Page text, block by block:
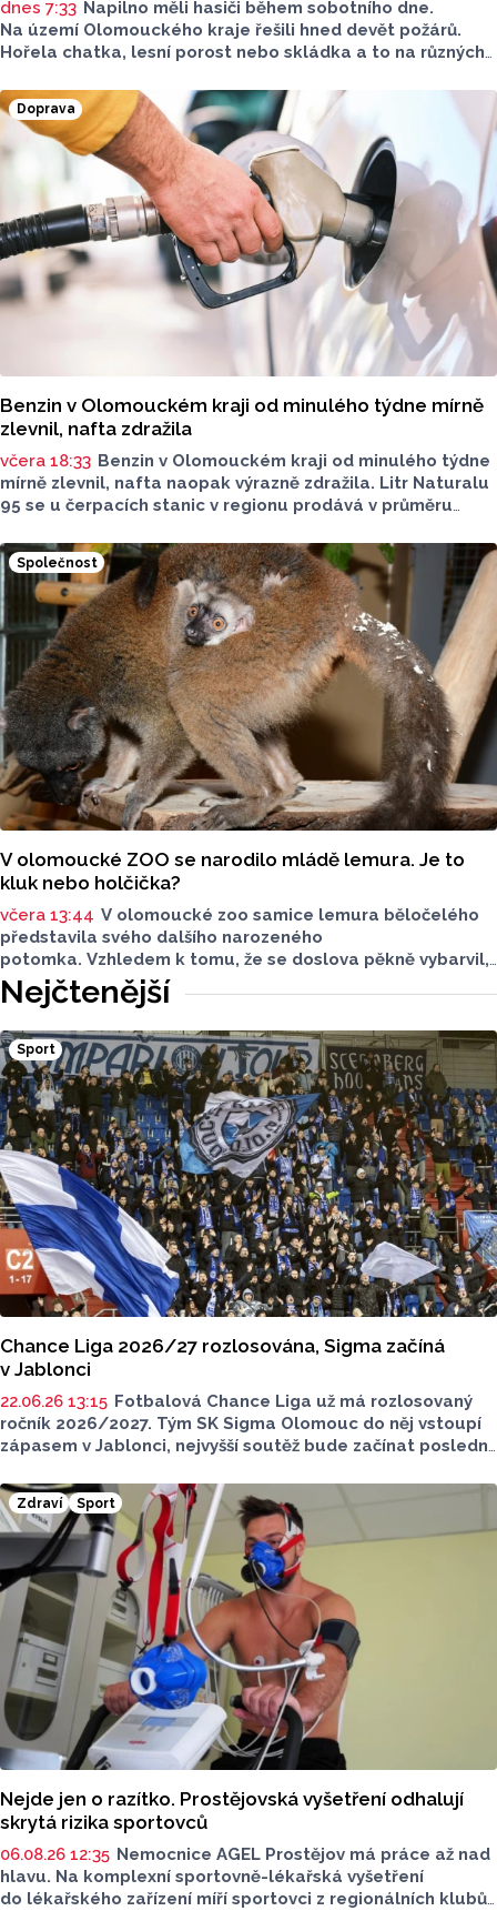
dnes 7:33 Napilno měli hasiči během sobotního dne.
Na území Olomouckého kraje řešili hned devět požárů.
Hořela chatka, lesní porost nebo skládka a to na různých
Doprava
Benzin v Olomouckém kraji od minulého týdne mírně
zlevnil, nafta zdražila
včera 18:33 Benzin v Olomouckém kraji od minulého týdne
mírně zlevnil, nafta naopak výrazně zdražila. Litr Naturalu
95 se u čerpacích stanic v regionu prodává v průměru
O 84 haléřů zdražila nafta, za litr teď řidiči dají průměrně
44,84 koruny. Podle údajů společnosti CCS, která ceny
sleduje, je benzin v současnosti o 7,73 koruny dražší než
před rokem, za naftu tehdy motoristé platili o 11,31
koruny méně.
Společnost
V olomoucké ZOO se narodilo mládě lemura. Je to
kluk nebo holčička?
včera 13:44 V olomoucké zoo samice lemura běločelého
představila svého dalšího narozeného
potomka. Vzhledem k tomu, že se doslova pěkně vybarvil,
je téměř jisté, že se jedná o samce. Samice totiž bývají
hnědé, případně hnědošedé, zato samci se pyšní bílým
Nejčtenější
Sport
Chance Liga 2026/27 rozlosována, Sigma začíná
v Jablonci
22.06.26 13:15 Fotbalová Chance Liga už má rozlosovaný
ročník 2026/2027. Tým SK Sigma Olomouc do něj vstoupí
zápasem v Jablonci, nejvyšší soutěž bude začínat poslední
kole proti Mladé Boleslavi.
Zdraví Sport
Nejde jen o razítko. Prostějovská vyšetření odhalují
skrytá rizika sportovců
06.08.26 12:35 Nemocnice AGEL Prostějov má práce až nad
hlavu. Na komplexní sportovně-lékařská vyšetření
do lékařského zařízení míří sportovci z regionálních klubů,